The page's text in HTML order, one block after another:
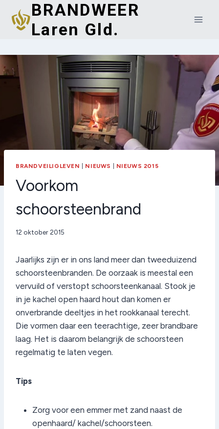
Doorgaan
naar
inhoud
BRANDWEER
Laren Gld.
BRANDVEILIGLEVEN NIEUWS NIEUWS 2015
Voorkom
schoorsteenbrand
Door
12 oktober 2015
Jaarlijks zijn er in ons land meer dan tweeduizend
schoorsteenbranden. De oorzaak is meestal een
vervuild of verstopt schoorsteenkanaal. Stook je
in je kachel open haard hout dan komen er
onverbrande deeltjes in het rookkanaal terecht.
Die vormen daar een teerachtige, zeer brandbare
laag. Het is daarom belangrijk de schoorsteen
regelmatig te laten vegen.
Tips
Zorg voor een emmer met zand naast de
openhaard/ kachel/schoorsteen.